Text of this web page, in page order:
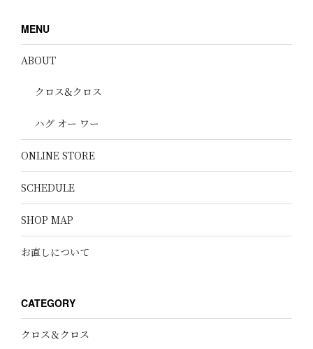
MENU
ABOUT
クロス&クロス
ハグ オー ワー
ONLINE STORE
SCHEDULE
SHOP MAP
お直しについて
CATEGORY
クロス＆クロス